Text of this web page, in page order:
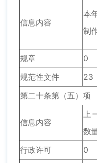
信息内容
本
制
规章 0
规范性文件
23
第二十条第（五）项
信息内容
上
数
行政许可
0